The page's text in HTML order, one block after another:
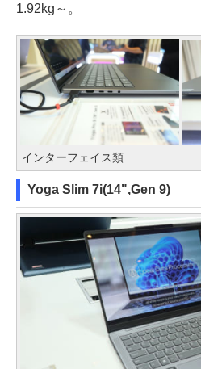
1.92kg～。
インターフェイス類
Yoga Slim 7i(14",Gen 9)